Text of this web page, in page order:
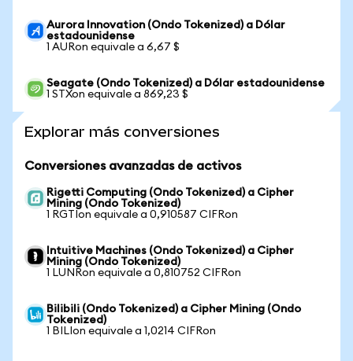
Aurora Innovation (Ondo Tokenized) a Dólar
estadounidense
1 AURon equivale a 6,67 $
Seagate (Ondo Tokenized) a Dólar estadounidense
1 STXon equivale a 869,23 $
Explorar más conversiones
Conversiones avanzadas de activos
Rigetti Computing (Ondo Tokenized) a Cipher
Mining (Ondo Tokenized)
1 RGTIon equivale a 0,910587 CIFRon
Intuitive Machines (Ondo Tokenized) a Cipher
Mining (Ondo Tokenized)
1 LUNRon equivale a 0,810752 CIFRon
Bilibili (Ondo Tokenized) a Cipher Mining (Ondo
Tokenized)
1 BILIon equivale a 1,0214 CIFRon